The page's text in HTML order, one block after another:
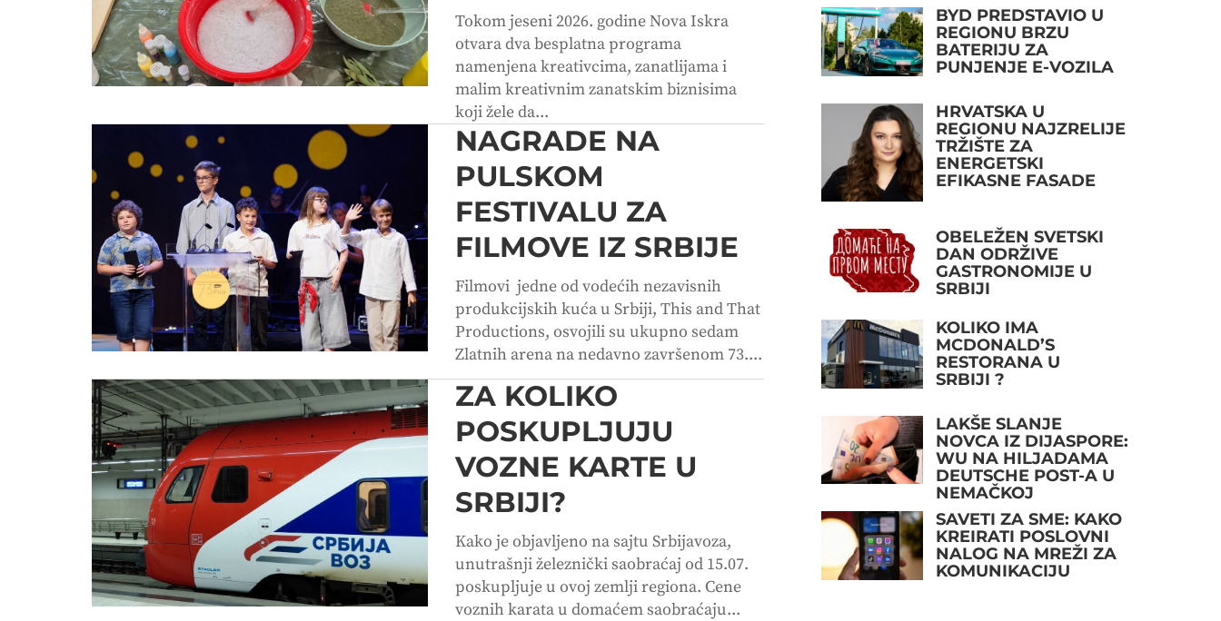
Tokom jeseni 2026. godine Nova Iskra
otvara dva besplatna programa
namenjena kreativcima, zanatlijama i
malim kreativnim zanatskim biznisima
koji žele da...
NAGRADE NA
PULSKOM
FESTIVALU ZA
FILMOVE IZ SRBIJE
Filmovi jedne od vodećih nezavisnih
produkcijskih kuća u Srbiji, This and That
Productions, osvojili su ukupno sedam
Zlatnih arena na nedavno završenom 73....
ZA KOLIKO
POSKUPLJUJU
VOZNE KARTE U
SRBIJI?
Kako je objavljeno na sajtu Srbijavoza,
unutrašnji železnički saobraćaj od 15.07.
poskupljuje u ovoj zemlji regiona. Cene
voznih karata u domaćem saobraćaju...
BYD PREDSTAVIO U
REGIONU BRZU
BATERIJU ZA
PUNJENJE E-VOZILA
HRVATSKA U
REGIONU NAJZRELIJE
TRŽIŠTE ZA
ENERGETSKI
EFIKASNE FASADE
OBELEŽEN SVETSKI
DAN ODRŽIVE
GASTRONOMIJE U
SRBIJI
KOLIKO IMA
MCDONALD’S
RESTORANA U
SRBIJI ?
LAKŠE SLANJE
NOVCA IZ DIJASPORE:
WU NA HILJADAMA
DEUTSCHE POST-A U
NEMAČKOJ
SAVETI ZA SME: KAKO
KREIRATI POSLOVNI
NALOG NA MREŽI ZA
KOMUNIKACIJU